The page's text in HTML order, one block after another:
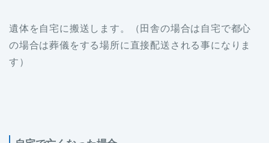
遺体を自宅に搬送します。（田舎の場合は自宅で都心
の場合は葬儀をする場所に直接配送される事になりま
す）